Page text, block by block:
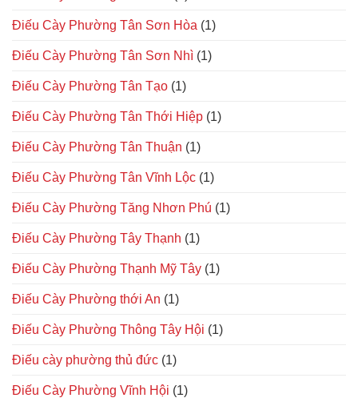
Điếu Cày Phường Tân Sơn Hòa (1)
Điếu Cày Phường Tân Sơn Nhì (1)
Điếu Cày Phường Tân Tạo (1)
Điếu Cày Phường Tân Thới Hiệp (1)
Điếu Cày Phường Tân Thuận (1)
Điếu Cày Phường Tân Vĩnh Lộc (1)
Điếu Cày Phường Tăng Nhơn Phú (1)
Điếu Cày Phường Tây Thạnh (1)
Điếu Cày Phường Thạnh Mỹ Tây (1)
Điếu Cày Phường thới An (1)
Điếu Cày Phường Thông Tây Hội (1)
Điếu cày phường thủ đức (1)
Điếu Cày Phường Vĩnh Hội (1)